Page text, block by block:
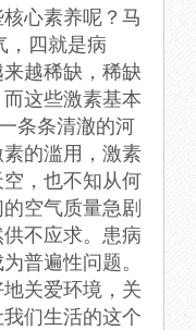
心素养呢？马
，四就是病
越稀缺，稀缺
这些激素基本
条条清澈的河
的滥用，激素
，也不知从何
空气质量急剧
不应求。患病
普遍性问题。
关爱环境，关
们生活的这个